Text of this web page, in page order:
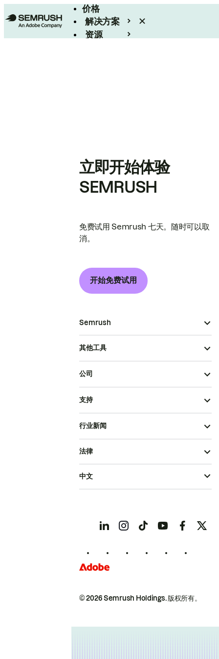
价格
解决方案
资源
立即开始体验
SEMRUSH
免费试用 Semrush 七天。随时可以取
消。
开始免费试用
Semrush
其他工具
公司
支持
行业新闻
© 2026 Semrush Holdings.版权所有。
法律
中文